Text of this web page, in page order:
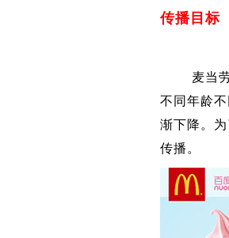
传播目标
麦当劳
不同年龄
渐下降。
传播。